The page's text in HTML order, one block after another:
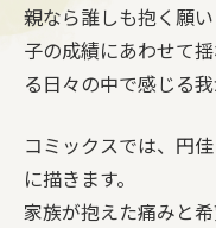
親なら誰しも抱く願
子の成績にあわせて
る日々の中で感じる我
コミックスでは、円
に描きます。
家族が抱えた痛みと